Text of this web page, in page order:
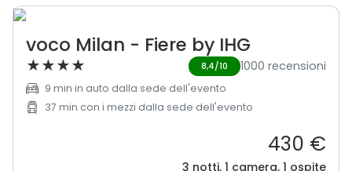
voco Milan - Fiere by IHG
★★★★ 8,4/10 1000 recensioni
9 min in auto dalla sede dell'evento
37 min con i mezzi dalla sede dell'evento
430 €
3 notti, 1 camera, 1 ospite